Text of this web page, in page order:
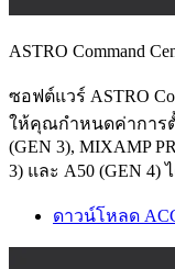
ASTRO Command
ซอฟต์แวร์ ASTRO
ให้คุณกำหนดค่าการตั้
(GEN 3), MIXAMP
3) และ A50 (GEN 4)
ดาวน์โหลด